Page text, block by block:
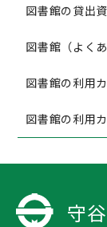
図書館の貸出
図書館（よくあ
図書館の利用
図書館の利用
守